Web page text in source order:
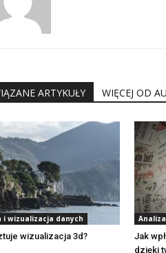
ARTYKUŁY WIĘCEJ OD
i wizualizacja danych
wizualizacja 3d?
Jak
dzięki